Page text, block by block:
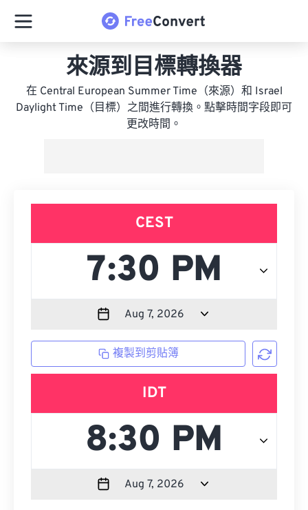
來源到目標轉換器
在 Central European Summer Time（來源）和 Israel
Daylight Time（目標）之間進行轉換。點擊時間字段即可
更改時間。
CEST
複製到剪貼簿
IDT